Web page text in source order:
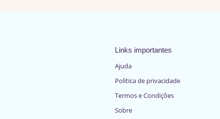
Links importantes
Ajuda
Politica de privacidade
Termos e Condições
Sobre